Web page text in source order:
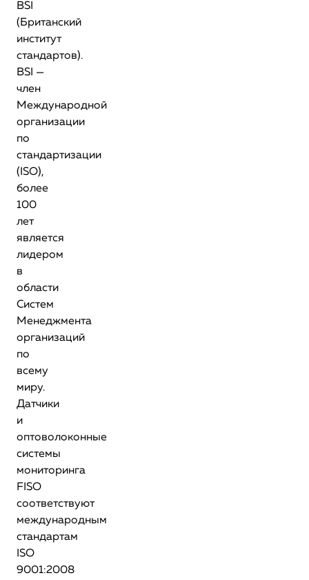
BSI
(Британский
институт
стандартов).
BSI —
член
Международной
организации
по
стандартизации
(ISO),
более
100
лет
является
лидером
в
области
Систем
Менеджмента
организаций
по
всему
миру.
Датчики
и
оптоволоконные
системы
мониторинга
FISO
соответствуют
международным
стандартам
ISO
9001:2008